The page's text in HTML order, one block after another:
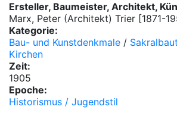
Ersteller, Baumeister, Architekt,
Marx, Peter (Architekt) Trier [1871-
Kategorie:
Bau- und Kunstdenkmale /
Kirchen
Zeit:
1905
Epoche:
Historismus / Jugendstil